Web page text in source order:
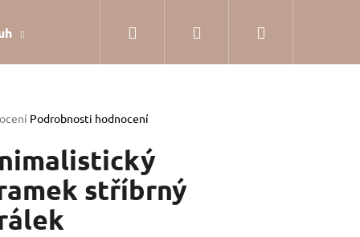
Dárkové balení Hodnocení obchodu
Přihlášení
Podrobnosti hodnocení
stříbrný